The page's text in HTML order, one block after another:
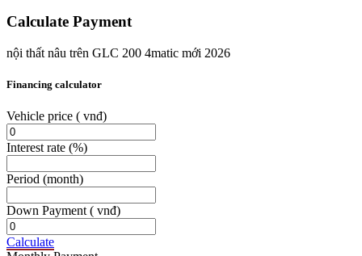
Calculate Payment
nội thất nâu trên GLC 200 4matic mới 2026
Financing calculator
Vehicle price ( vnđ)
Interest rate (%)
Period (month)
Down Payment ( vnđ)
Calculate